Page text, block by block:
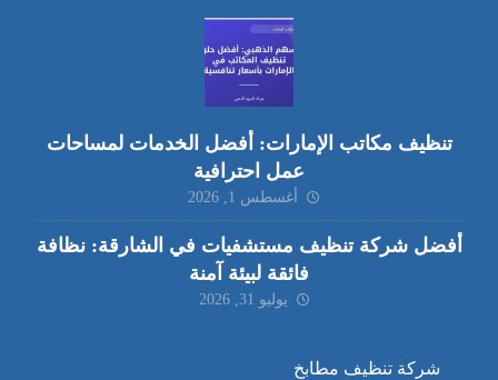
تنظيف مكاتب الإمارات: أفضل الخدمات لمساحات
عمل احترافية
أغسطس 1, 2026
أفضل شركة تنظيف مستشفيات في الشارقة: نظافة
فائقة لبيئة آمنة
يوليو 31, 2026
شركة تنظيف مطابخ